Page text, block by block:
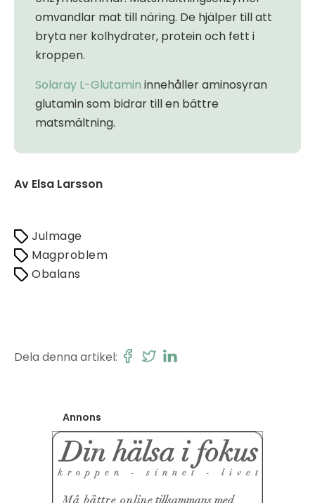
omvandlar mat till näring. De hjälper till att
bryta ner kolhydrater, protein och fett i
kroppen.
Solaray L-Glutamin innehåller aminosyran
glutamin som bidrar till en bättre
matsmältning.
Av Elsa Larsson
Julmage
Magproblem
Obalans
Dela denna artikel:
Annons